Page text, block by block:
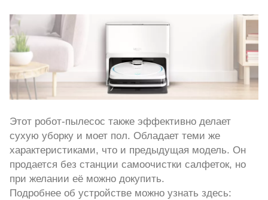
Этот робот-пылесос также эффективно делает
сухую уборку и моет пол. Обладает теми же
характеристиками, что и предыдущая модель. Он
продается без станции самоочистки салфеток, но
при желании её можно докупить.
Подробнее об устройстве можно узнать здесь: